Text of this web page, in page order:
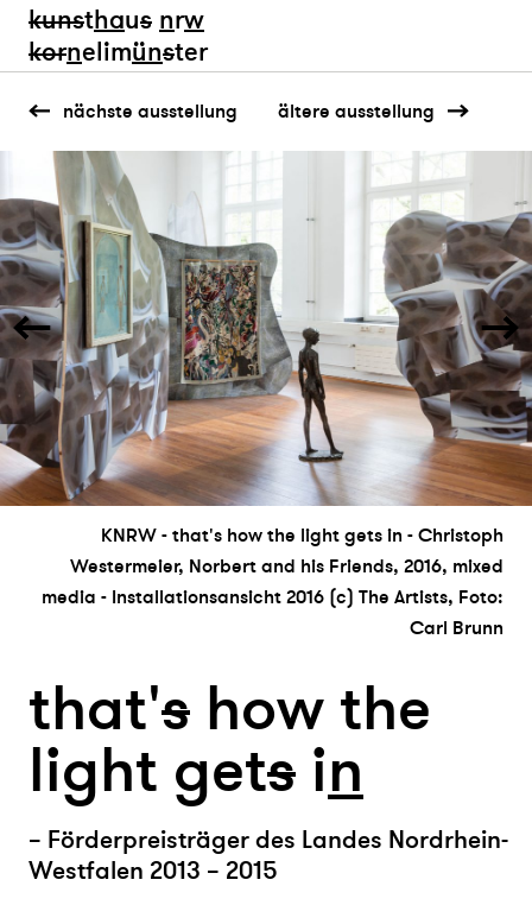
kunsthaus nrw
kornelimünster
nächste ausstellung ältere ausstellung
KNRW - that's how the light gets in - Christoph
Westermeier, Norbert and his Friends, 2016, mixed
media - Installationsansicht 2016 (c) The Artists, Foto:
Carl Brunn
that's how the
light gets in
– Förderpreisträger des Landes Nordrhein-
Westfalen 2013 – 2015